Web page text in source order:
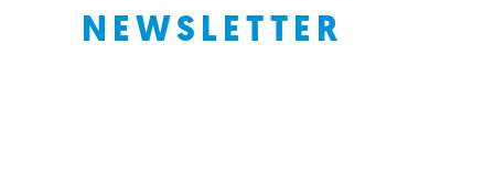
NEWSLETTER